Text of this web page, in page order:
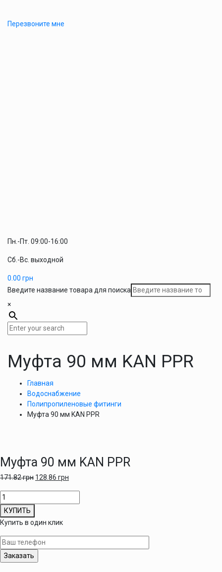
Перезвоните мне
Пн.-Пт. 09:00-16:00
Сб.-Вс. выходной
0.00 грн
Введите название товара для поиска
×
Муфта 90 мм KAN PPR
Главная
Водоснабжение
Полипропиленовые фитинги
Муфта 90 мм KAN PPR
Муфта 90 мм KAN PPR
171.82грн 128.86 грн
Количество
товара
Муфта
90
мм
KAN
PPR
КУПИТЬ
Купить в один клик